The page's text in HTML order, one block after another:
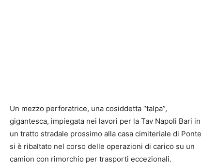
Un mezzo perforatrice, una cosiddetta “talpa”,
gigantesca, impiegata nei lavori per la Tav Napoli Bari in
un tratto stradale prossimo alla casa cimiteriale di Ponte
si è ribaltato nel corso delle operazioni di carico su un
camion con rimorchio per trasporti eccezionali.